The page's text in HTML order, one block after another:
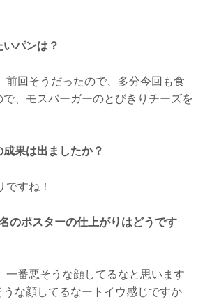
パンは？
回そうだったので、多分今回も食
、モスバーガーのとびきりチーズを
果は出ましたか？
ですね！
のポスターの仕上がりはどうです
一番悪そうな顔してるなと思います
な顔してるなートイウ感じですか